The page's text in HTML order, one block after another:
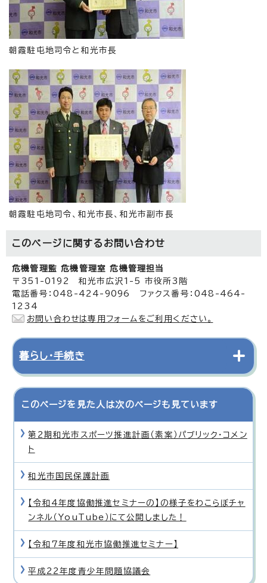
朝霞駐屯地司令と和光市長
朝霞駐屯地司令、和光市長、和光市副市長
このページに関する お問い合わせ
危機管理監 危機管理室 危機管理担当
〒351-0192 和光市広沢1-5 市役所3階
電話番号：048-424-9096 ファクス番号：048-464-
1234
お問い合わせは専用フォームをご利用ください。
暮らし・手続き
このページを見た人は次のページも見ています
第2期和光市スポーツ推進計画（素案）パブリック・コメン
ト
和光市国民保護計画
【令和4年度協働推進セミナーの】の様子をわこらぼチャ
ンネル（YouTube）にて公開しました！
【令和7年度和光市協働推進セミナー】
平成22年度青少年問題協議会